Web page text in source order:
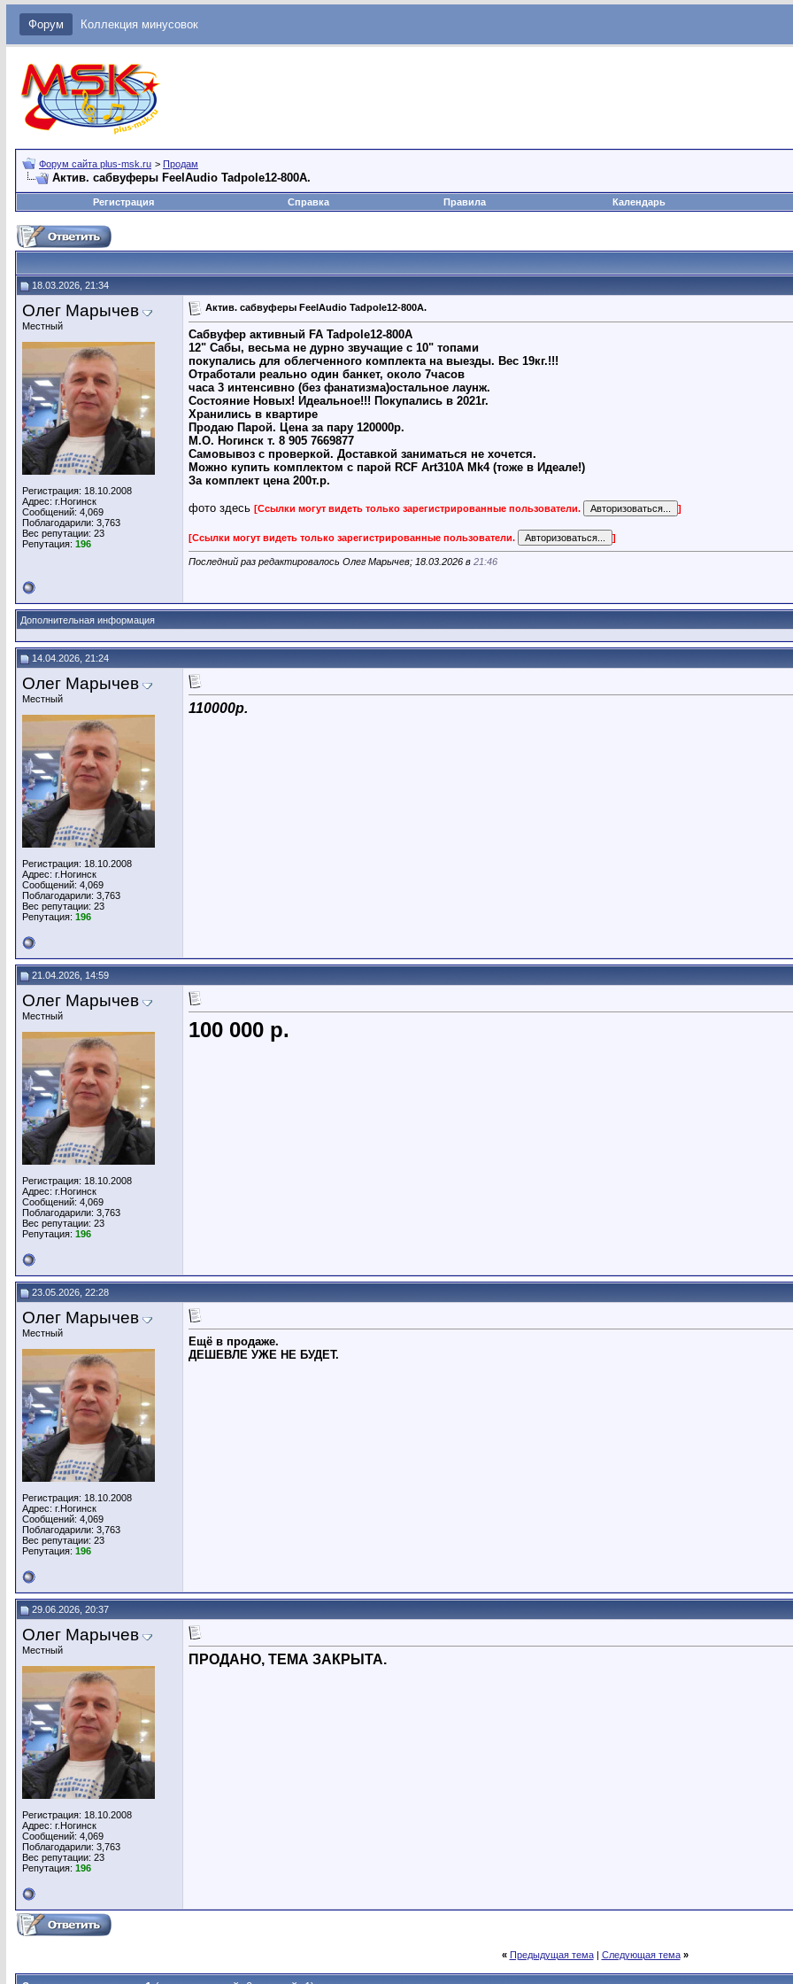
Форум Коллекция минусовок
Форум сайта plus-msk.ru > Продам
Актив. сабвуферы FeelAudio Tadpole12-800A.
Регистрация Справка Правила Календарь
18.03.2026, 21:34
Олег Марычев
Местный
Регистрация: 18.10.2008
Адрес: г.Ногинск
Сообщений: 4,069
Поблагодарили: 3,763
Вес репутации: 23
Репутация: 196
Актив. сабвуферы FeelAudio Tadpole12-800A.
Сабвуфер активный FA Tadpole12-800A
12" Сабы, весьма не дурно звучащие с 10" топами
покупались для облегченного комплекта на выезды. Вес 19кг.!!!
Отработали реально один банкет, около 7часов
часа 3 интенсивно (без фанатизма)остальное лаунж.
Состояние Новых! Идеальное!!! Покупались в 2021г.
Хранились в квартире
Продаю Парой. Цена за пару 120000р.
М.О. Ногинск т. 8 905 7669877
Самовывоз с проверкой. Доставкой заниматься не хочется.
Можно купить комплектом с парой RCF Art310A Mk4 (тоже в Идеале!)
За комплект цена 200т.р.
фото здесь [Ссылки могут видеть только зарегистрированные пользователи. ]
[Ссылки могут видеть только зарегистрированные пользователи. ]
Последний раз редактировалось Олег Марычев; 18.03.2026 в 21:46
Дополнительная информация
14.04.2026, 21:24
Олег Марычев
Местный
Регистрация: 18.10.2008
Адрес: г.Ногинск
Сообщений: 4,069
Поблагодарили: 3,763
Вес репутации: 23
Репутация: 196
110000р.
21.04.2026, 14:59
Олег Марычев
Местный
Регистрация: 18.10.2008
Адрес: г.Ногинск
Сообщений: 4,069
Поблагодарили: 3,763
Вес репутации: 23
Репутация: 196
100 000 р.
23.05.2026, 22:28
Олег Марычев
Местный
Регистрация: 18.10.2008
Адрес: г.Ногинск
Сообщений: 4,069
Поблагодарили: 3,763
Вес репутации: 23
Репутация: 196
Ещё в продаже.
ДЕШЕВЛЕ УЖЕ НЕ БУДЕТ.
29.06.2026, 20:37
Олег Марычев
Местный
Регистрация: 18.10.2008
Адрес: г.Ногинск
Сообщений: 4,069
Поблагодарили: 3,763
Вес репутации: 23
Репутация: 196
ПРОДАНО, ТЕМА ЗАКРЫТА.
« Предыдущая тема| Следующая тема »